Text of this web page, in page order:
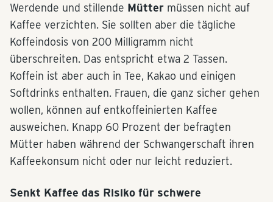
Werdende und stillende Mütter müssen nicht auf
Kaffee verzichten. Sie sollten aber die tägliche
Koffeindosis von 200 Milligramm nicht
überschreiten. Das entspricht etwa 2 Tassen.
Koffein ist aber auch in Tee, Kakao und einigen
Softdrinks enthalten. Frauen, die ganz sicher gehen
wollen, können auf entkoffeinierten Kaffee
ausweichen. Knapp 60 Prozent der befragten
Mütter haben während der Schwangerschaft ihren
Kaffeekonsum nicht oder nur leicht reduziert.
Senkt Kaffee das Risiko für schwere